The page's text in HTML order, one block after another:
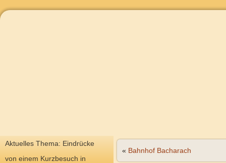
Aktuelles Thema: Eindrücke
von einem Kurzbesuch in
« Bahnhof Bacharach